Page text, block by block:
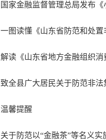
国家金融监督管理总局发布
一图读懂《山东省防范和处置
解读《山东省地方金融组织消
致全县广大居民关于防范非
温馨提醒
关于防范以“金融茶”等名义